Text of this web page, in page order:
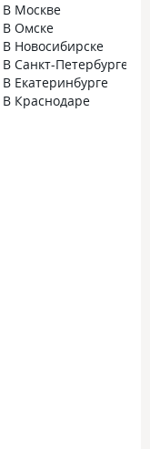
В Москве
В Омске
В Новосибирске
В Санкт-Петербурге
В Екатеринбурге
В Краснодаре